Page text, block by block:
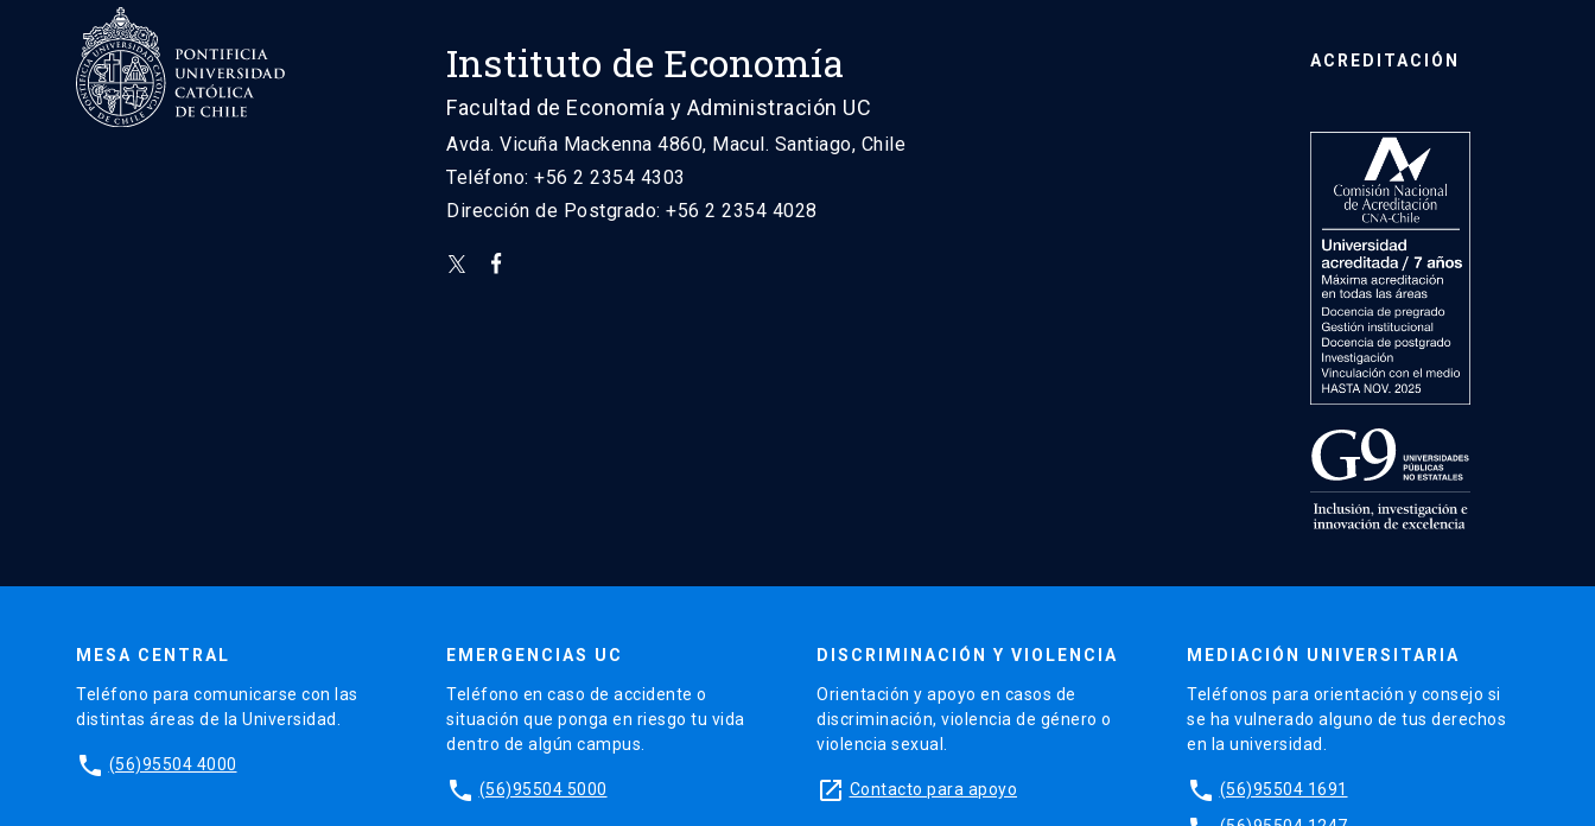
Instituto de Economía
Facultad de Economía y Administración UC
Avda. Vicuña Mackenna 4860, Macul. Santiago, Chile
Teléfono: +56 2 2354 4303
Dirección de Postgrado: +56 2 2354 4028
ACREDITACIÓN
MESA CENTRAL
Teléfono para comunicarse con las
distintas áreas de la Universidad.
phone (56)95504 4000
EMERGENCIAS UC
Teléfono en caso de accidente o
situación que ponga en riesgo tu vida
dentro de algún campus.
phone (56)95504 5000
DISCRIMINACIÓN Y VIOLENCIA
Orientación y apoyo en casos de
discriminación, violencia de género o
violencia sexual.
launch Contacto para apoyo
MEDIACIÓN UNIVERSITARIA
Teléfonos para orientación y consejo si
se ha vulnerado alguno de tus derechos
en la universidad.
phone (56)95504 1691